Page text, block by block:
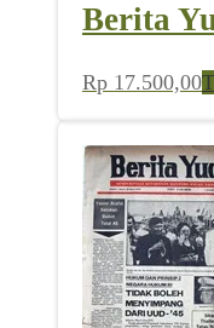
Berita
Rp 17.500,00